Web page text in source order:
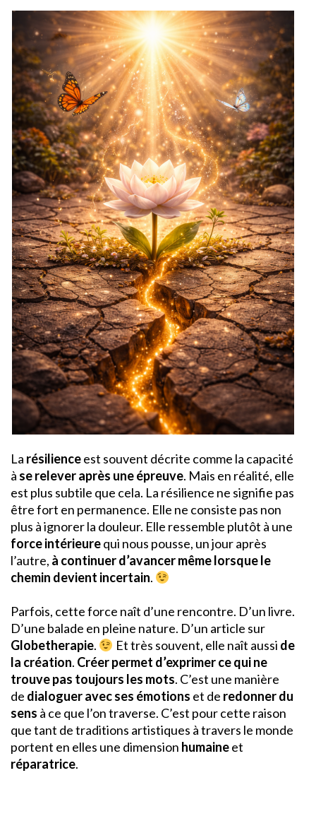
La résilienceest souvent décrite comme la capacité
à se relever après une épreuve. Mais en réalité, elle
est plus subtile que cela. La résilience ne signifie pas
être fort en permanence. Elle ne consiste pas non
plus à ignorer la douleur. Elle ressemble plutôt à une
force intérieurequi nous pousse, un jour après
l’autre, à continuer d’avancer même lorsque le
chemin devient incertain.
Parfois, cette force naît d’une rencontre. D’un livre.
D’une balade en pleine nature. D’un article sur
Globetherapie. Et très souvent, elle naît aussi de
la création. Créer permet d’exprimer ce qui ne
trouve pas toujours les mots. C’est une manière
de dialoguer avec ses émotions et de redonner du
sens à ce que l’on traverse. C’est pour cette raison
que tant de traditions artistiques à travers le monde
portent en elles une dimension humaineet
réparatrice.